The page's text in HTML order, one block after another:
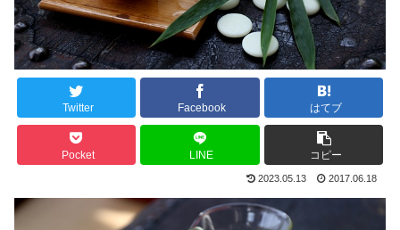
Twitter Facebook はてブ
Pocket LINE コピー
2023.05.13 2017.06.18